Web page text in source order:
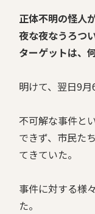
正体不明の怪人
夜な夜なうろつ
ターゲットは、
明けて、翌日9月
不可解な事件と
できず、市民た
てきていた。
事件に対する様
た。